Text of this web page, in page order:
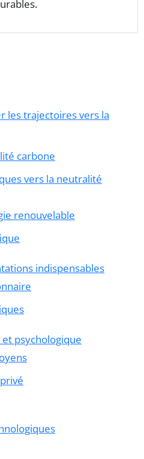
les trajectoires vers la
carbone
vers la neutralité
renouvelable
indispensables
et psychologique